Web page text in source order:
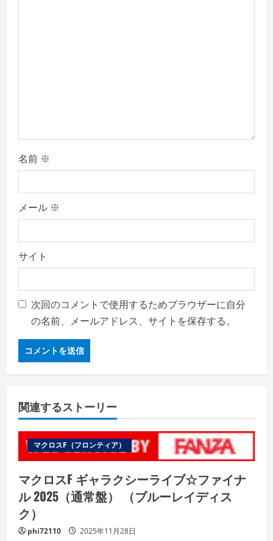
名前 ※
メール ※
サイト
次回のコメントで使用するためブラウザーに自分
の名前、メールアドレス、サイトを保存する。
関連するストーリー
マクロスF（フロンティア）
マクロスF ギャラクシーライブ☆ファイナ
ル 2025（通常盤） （ブルーレイディス
ク）
phi72110 2025年11月28日